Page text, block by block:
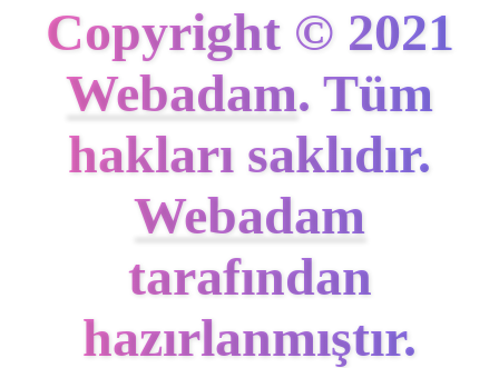
Copyright © 2021
Webadam. Tüm
hakları saklıdır.
Webadam
tarafından
hazırlanmıştır.